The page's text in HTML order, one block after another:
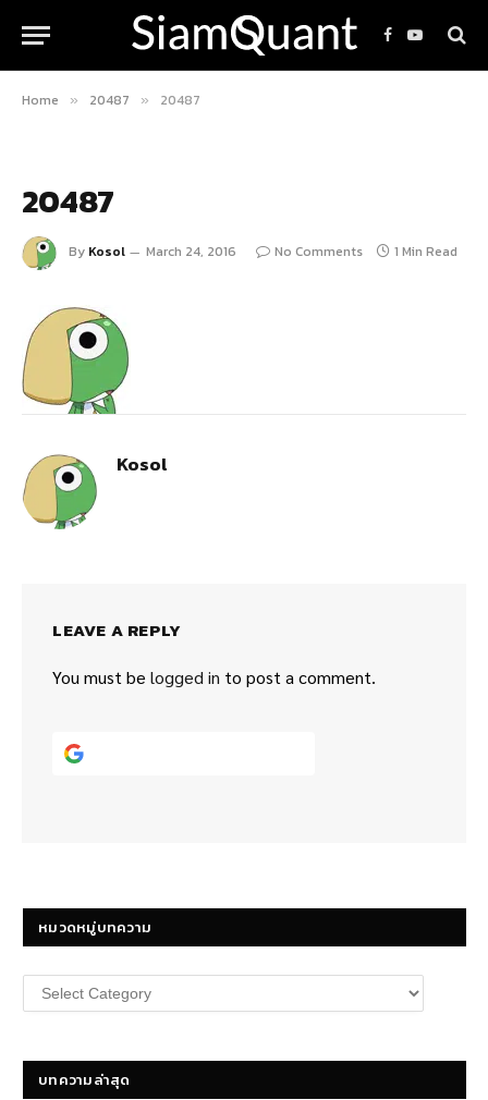
Facebook
YouTube
Home » 20487 » 20487
20487
By Kosol March 24, 2016 No Comments 1 Min Read
Kosol
LEAVE A REPLY
You must be logged in to post a comment.
หมวดหมู่บทความ
หมวด
หมู่
บทความล่าสุด